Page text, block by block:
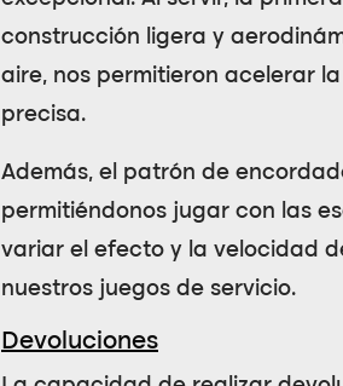
construcción ligera y
aire, nos permitieron acelerar
precisa.
Además, el patrón de
permitiéndonos jugar con las
variar el efecto y la velocidad
nuestros juegos de servicio.
Devoluciones